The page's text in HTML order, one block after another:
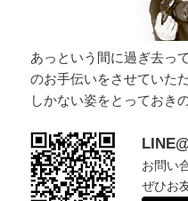
あっという間に過ぎ去っ
のお手伝いをさせていた
しかない姿をとっておき
お問い
ぜひお